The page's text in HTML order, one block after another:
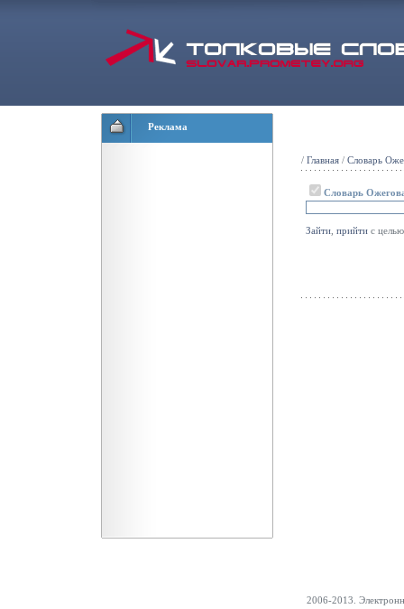
Реклама
/ Главная / Словарь
Словарь
Зайти прийти с
2006-2013.